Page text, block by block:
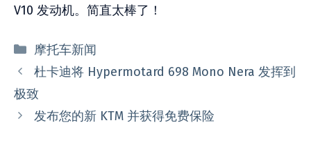
V10 发动机。简直太棒了！
分
类
摩托车新闻
杜卡迪将 Hypermotard 698 Mono Nera 发挥到
极致
发布您的新 KTM 并获得免费保险